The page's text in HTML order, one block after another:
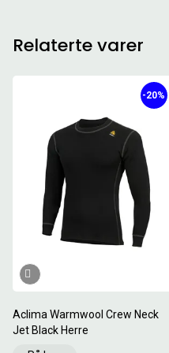
Relaterte varer
Aclima Warmwool Crew Neck
Jet Black Herre
-20%